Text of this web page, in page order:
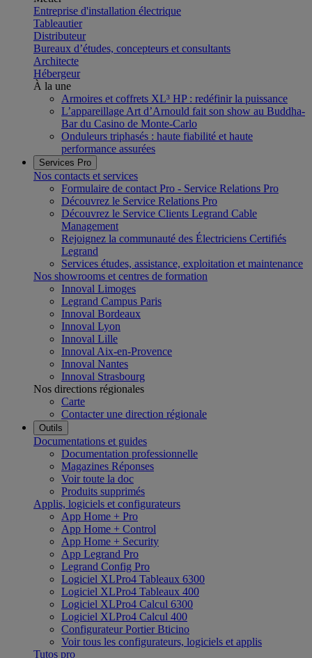
Entreprise d'installation électrique
Tableautier
Distributeur
Bureaux d’études, concepteurs et consultants
Architecte
Hébergeur
À la une
Armoires et coffrets XL³ HP : redéfinir la puissance
L’appareillage Art d’Arnould fait son show au Buddha-
Bar du Casino de Monte-Carlo
Onduleurs triphasés : haute fiabilité et haute
performance assurées
Services Pro
Nos contacts et services
Formulaire de contact Pro - Service Relations Pro
Découvrez le Service Relations Pro
Découvrez le Service Clients Legrand Cable
Management
Rejoignez la communauté des Électriciens Certifiés
Legrand
Services études, assistance, exploitation et maintenance
Nos showrooms et centres de formation
Innoval Limoges
Legrand Campus Paris
Innoval Bordeaux
Innoval Lyon
Innoval Lille
Innoval Aix-en-Provence
Innoval Nantes
Innoval Strasbourg
Nos directions régionales
Carte
Contacter une direction régionale
Outils
Documentations et guides
Documentation professionnelle
Magazines Réponses
Voir toute la doc
Produits supprimés
Applis, logiciels et configurateurs
App Home + Pro
App Home + Control
App Home + Security
App Legrand Pro
Legrand Config Pro
Logiciel XLPro4 Tableaux 6300
Logiciel XLPro4 Tableaux 400
Logiciel XLPro4 Calcul 6300
Logiciel XLPro4 Calcul 400
Configurateur Portier Bticino
Voir tous les configurateurs, logiciels et applis
Tutos pro